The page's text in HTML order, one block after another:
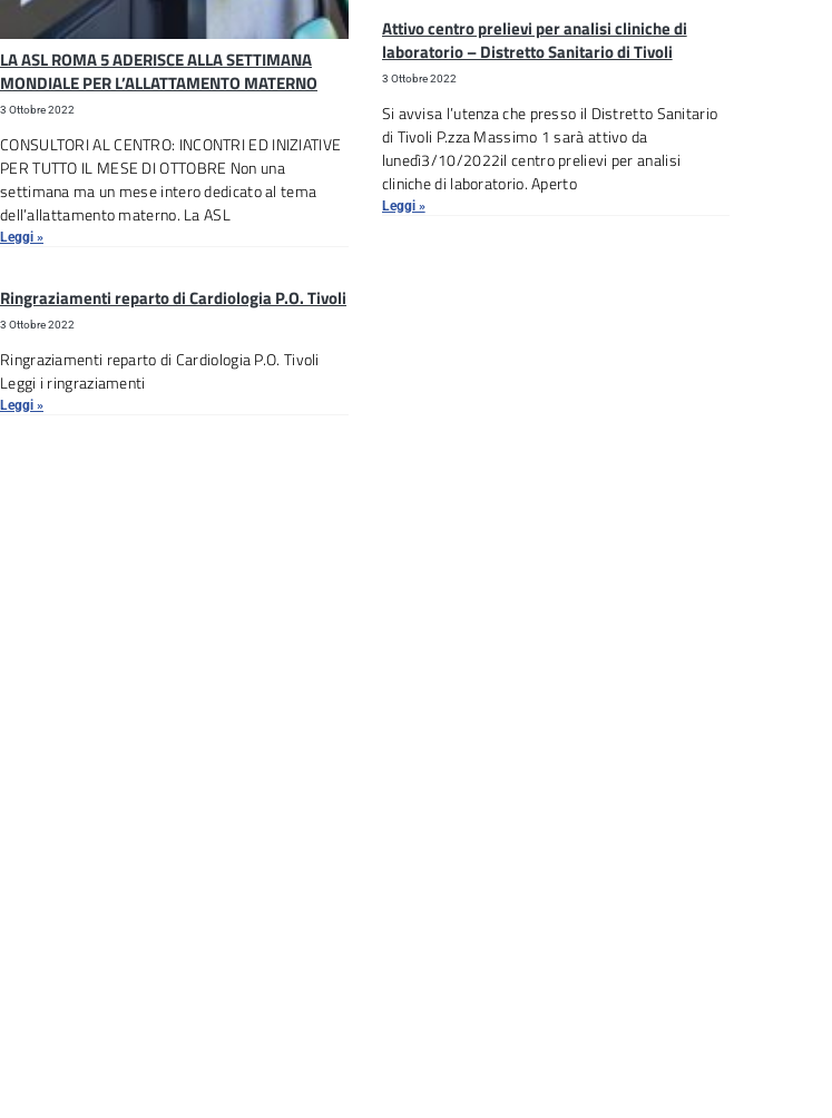
LA ASL ROMA 5 ADERISCE ALLA SETTIMANA
MONDIALE PER L’ALLATTAMENTO MATERNO
3 Ottobre 2022
CONSULTORI AL CENTRO: INCONTRI ED INIZIATIVE
PER TUTTO IL MESE DI OTTOBRE Non una
settimana ma un mese intero dedicato al tema
dell’allattamento materno. La ASL
Leggi »
Ringraziamenti reparto di Cardiologia P.O. Tivoli
3 Ottobre 2022
Ringraziamenti reparto di Cardiologia P.O. Tivoli
Leggi i ringraziamenti
Leggi »
Attivo centro prelievi per analisi cliniche di
laboratorio – Distretto Sanitario di Tivoli
3 Ottobre 2022
Si avvisa l’utenza che presso il Distretto Sanitario
di Tivoli P.zza Massimo 1 sarà attivo da
lunedì3/10/2022il centro prelievi per analisi
cliniche di laboratorio. Aperto
Leggi »